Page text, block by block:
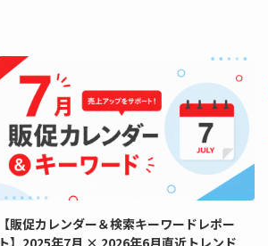
【販促カレンダー＆検索キーワードレポー
ト】2025年7月 × 2026年6月直近トレンド